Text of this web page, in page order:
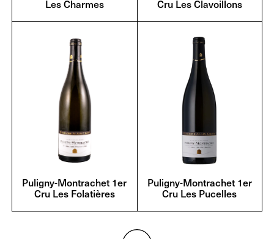
Les Charmes Cru Les Clavoillons
Puligny-Montrachet 1er
Cru Les Folatières
Puligny-Montrachet 1er
Cru Les Pucelles